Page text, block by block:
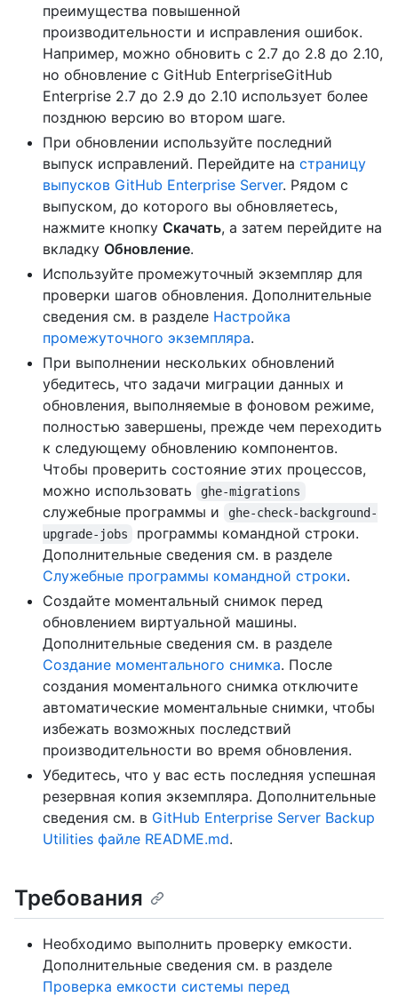
преимущества повышенной
производительности и исправления ошибок.
Например, можно обновить с 2.7 до 2.8 до 2.10,
но обновление с GitHub EnterpriseGitHub
Enterprise 2.7 до 2.9 до 2.10 использует более
позднюю версию во втором шаге.
При обновлении используйте последний
выпуск исправлений. Перейдите на страницу
выпусков GitHub Enterprise Server. Рядом с
выпуском, до которого вы обновляетесь,
нажмите кнопку Скачать, а затем перейдите на
вкладку Обновление.
Используйте промежуточный экземпляр для
проверки шагов обновления. Дополнительные
сведения см. в разделе Настройка
промежуточного экземпляра.
При выполнении нескольких обновлений
убедитесь, что задачи миграции данных и
обновления, выполняемые в фоновом режиме,
полностью завершены, прежде чем переходить
к следующему обновлению компонентов.
Чтобы проверить состояние этих процессов,
можно использовать
ghe-migrations
служебные программы и
ghe-check-background-
upgrade-jobs
программы командной строки.
Дополнительные сведения см. в разделе
Служебные программы командной строки.
Создайте моментальный снимок перед
обновлением виртуальной машины.
Дополнительные сведения см. в разделе
Создание моментального снимка. После
создания моментального снимка отключите
автоматические моментальные снимки, чтобы
избежать возможных последствий
производительности во время обновления.
Убедитесь, что у вас есть последняя успешная
резервная копия экземпляра. Дополнительные
сведения см. в GitHub Enterprise Server Backup
Utilities файле README.md.
Требования
Необходимо выполнить проверку емкости.
Дополнительные сведения см. в разделе
Проверка емкости системы перед